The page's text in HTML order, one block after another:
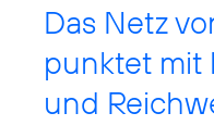
Das Netz
punktet mit
und